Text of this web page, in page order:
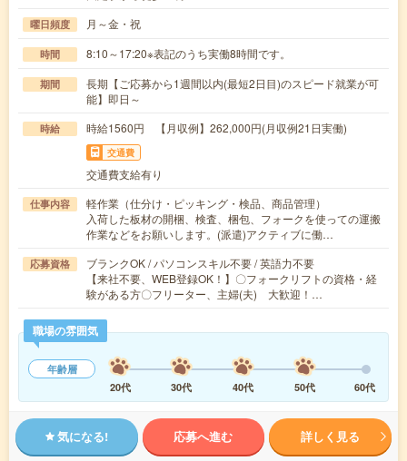
曜日頻度 月～金・祝
時間 8:10～17:20※表記のうち実働8時間です。
期間
長期【ご応募から1週間以内(最短2日目)のスピード就業が可
能】即日～
時給 時給1560円 【月収例】262,000円(月収例21日実働)
交通費
交通費支給有り
仕事内容
軽作業（仕分け・ピッキング・検品、商品管理）
入荷した板材の開梱、検査、梱包、フォークを使っての運搬
作業などをお願いします。(派遣)アクティブに働…
応募資格
ブランクOK / パソコンスキル不要 / 英語力不要
【来社不要、WEB登録OK！】〇フォークリフトの資格・経
験がある方〇フリーター、主婦(夫) 大歓迎！…
職場の雰囲気
年齢層
20代
30代 40代 50代 60代
気になる! 応募へ進む 詳しく見る